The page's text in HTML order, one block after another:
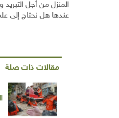
المنزل من أجل
عندها هل نحتاج إلى
مقالات ذات صلة